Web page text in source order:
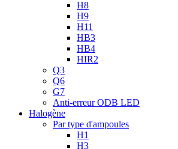
H8
H9
H11
HB3
HB4
HIR2
Q3
Q6
G7
Anti-erreur ODB LED
Halogène
Par type d'ampoules
H1
H3